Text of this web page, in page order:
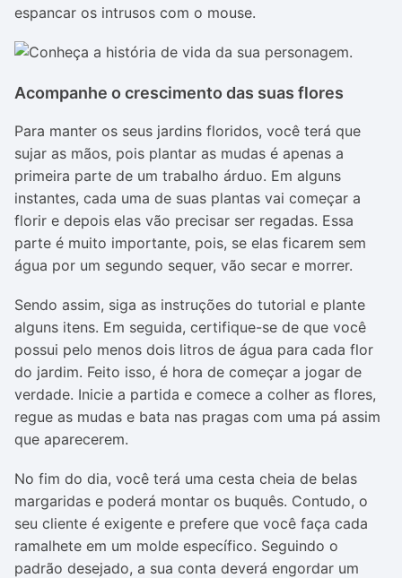
espancar os intrusos com o mouse.
Acompanhe o crescimento das suas flores
Para manter os seus jardins floridos, você terá que
sujar as mãos, pois plantar as mudas é apenas a
primeira parte de um trabalho árduo. Em alguns
instantes, cada uma de suas plantas vai começar a
florir e depois elas vão precisar ser regadas. Essa
parte é muito importante, pois, se elas ficarem sem
água por um segundo sequer, vão secar e morrer.
Sendo assim, siga as instruções do tutorial e plante
alguns itens. Em seguida, certifique-se de que você
possui pelo menos dois litros de água para cada flor
do jardim. Feito isso, é hora de começar a jogar de
verdade. Inicie a partida e comece a colher as flores,
regue as mudas e bata nas pragas com uma pá assim
que aparecerem.
No fim do dia, você terá uma cesta cheia de belas
margaridas e poderá montar os buquês. Contudo, o
seu cliente é exigente e prefere que você faça cada
ramalhete em um molde específico. Seguindo o
padrão desejado, a sua conta deverá engordar um